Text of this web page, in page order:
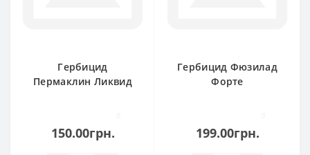
Гербицид
Пермаклин Ликвид
150.00грн.
Гербицид Фюзилад
Форте
199.00грн.